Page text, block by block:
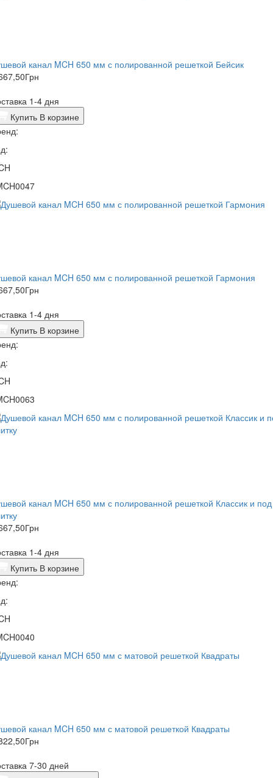
канал MCH 650 мм с полированной решеткой Бейсик
Грн
1-4 дня
Купить В корзине
канал MCH 650 мм с полированной решеткой Гармония
Грн
1-4 дня
Купить В корзине
канал MCH 650 мм с полированной решеткой Классик и под
Грн
1-4 дня
Купить В корзине
канал MCH 650 мм с матовой решеткой Квадраты
Грн
7-30 дней